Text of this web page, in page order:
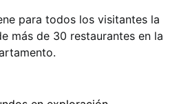
para todos los visitantes la
más de 30 restaurantes en la